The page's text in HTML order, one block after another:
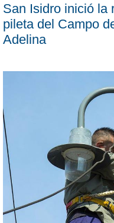
San Isidro inició la
pileta del Campo
Adelina